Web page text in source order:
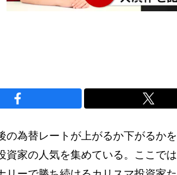
の為替レートが上がるか下がるか
資家の人気を集めている。ここで